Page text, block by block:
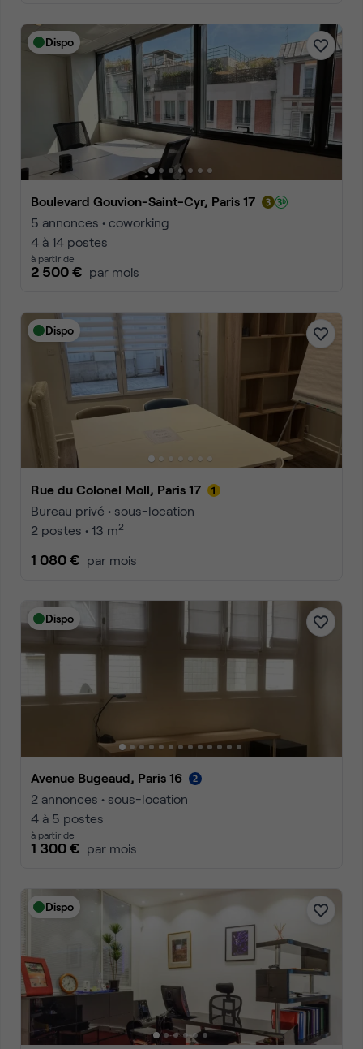
Dispo
Boulevard Gouvion-Saint-Cyr, Paris 17
5 annonces • coworking
4 à 14 postes
à partir de
2 500 € par mois
Dispo
Rue du Colonel Moll, Paris 17
Bureau privé • sous-location
2 postes • 13 m2
1 080 € par mois
Dispo
Avenue Bugeaud, Paris 16
2 annonces • sous-location
4 à 5 postes
à partir de
1 300 € par mois
Dispo